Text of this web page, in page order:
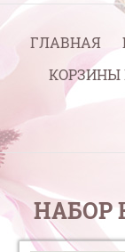
ГЛАВНАЯ
КОРЗИНЫ
НАБОР